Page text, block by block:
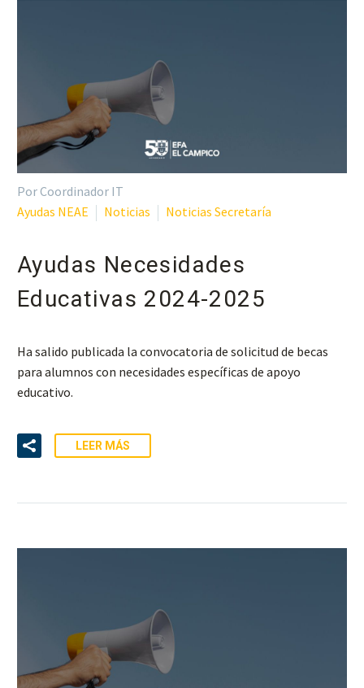
Por Coordinador IT
Ayudas NEAE
Noticias Noticias Secretaría
Ayudas Necesidades
Educativas 2024-2025
Ha salido publicada la convocatoria de solicitud de becas
para alumnos con necesidades específicas de apoyo
educativo.
LEER MÁS